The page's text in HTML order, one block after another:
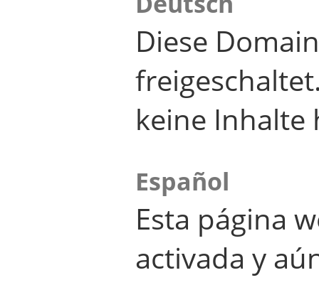
Diese
keine Inhalte
Español
Esta página
activada y